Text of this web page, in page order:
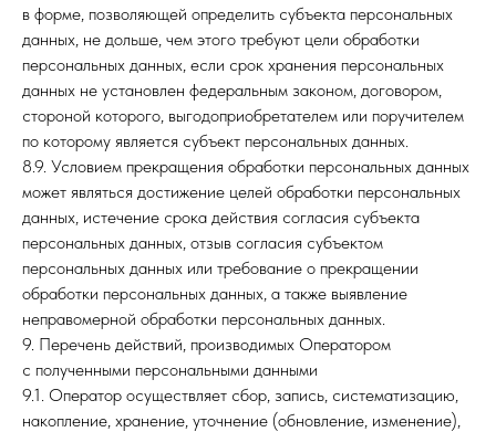
в форме, позволяющей определить субъекта персональных
данных, не дольше, чем этого требуют цели обработки
персональных данных, если срок хранения персональных
данных не установлен федеральным законом, договором,
стороной которого, выгодоприобретателем или поручителем
по которому является субъект персональных данных.
8.9. Условием прекращения обработки персональных данных
может являться достижение целей обработки персональных
данных, истечение срока действия согласия субъекта
персональных данных, отзыв согласия субъектом
персональных данных или требование о прекращении
обработки персональных данных, а также выявление
неправомерной обработки персональных данных.
9. Перечень действий, производимых Оператором
с полученными персональными данными
9.1. Оператор осуществляет сбор, запись, систематизацию,
накопление, хранение, уточнение (обновление, изменение),